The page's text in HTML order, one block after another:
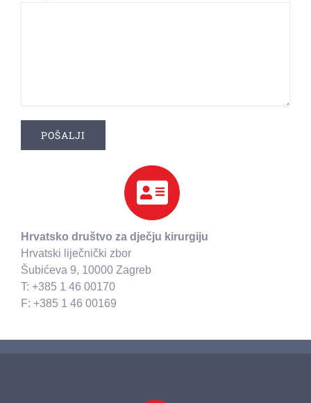
Hrvatsko društvo za dječju kirurgiju
Hrvatski liječnički zbor
Šubićeva 9, 10000 Zagreb
T: +385 1 46 00170
F: +385 1 46 00169